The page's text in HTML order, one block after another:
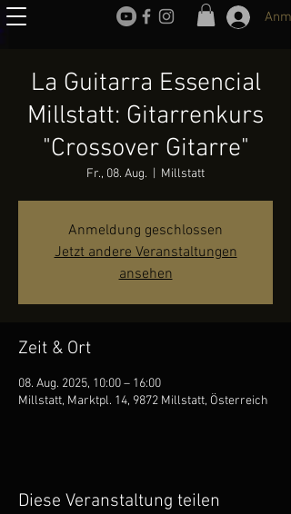
La Guitarra Essencial
Millstatt: Gitarrenkurs
"Crossover Gitarre"
Fr., 08. Aug. Millstatt
Anmeldung geschlossen
Jetzt andere Veranstaltungen
ansehen
Zeit & Ort
08. Aug. 2025, 10:00 – 16:00
Millstatt, Marktpl. 14, 9872 Millstatt, Österreich
Diese Veranstaltung teilen